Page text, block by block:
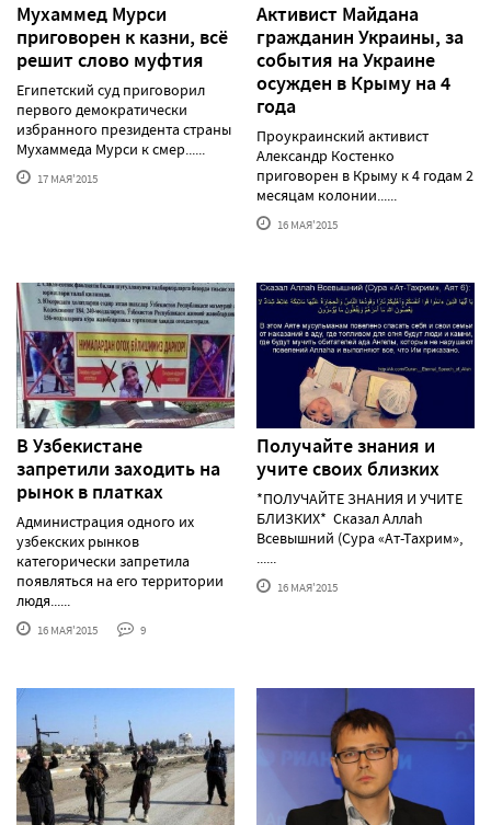
Мухаммед Мурси
приговорен к казни, всё
решит слово муфтия
Египетский суд приговорил
первого демократически
избранного президента страны
Мухаммеда Мурси к смер......
17 МАЯ'2015
Активист Майдана
гражданин Украины, за
события на Украине
осужден в Крыму на 4
года
Проукраинский активист
Александр Костенко
приговорен в Крыму к 4 годам 2
месяцам колонии......
16 МАЯ'2015
В Узбекистане
запретили заходить на
рынок в платках
Администрация одного их
узбекских рынков
категорически запретила
появляться на его территории
людя......
16 МАЯ'2015 9
Получайте знания и
учите своих близких
*ПОЛУЧАЙТЕ ЗНАНИЯ И УЧИТЕ
БЛИЗКИХ* Сказал Аллаh
Всевышний (Сура «Ат-Тахрим»,
......
16 МАЯ'2015